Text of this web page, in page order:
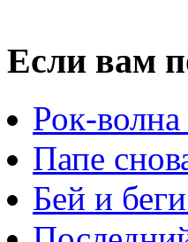
Если вам
Рок-
Папе
Бей и